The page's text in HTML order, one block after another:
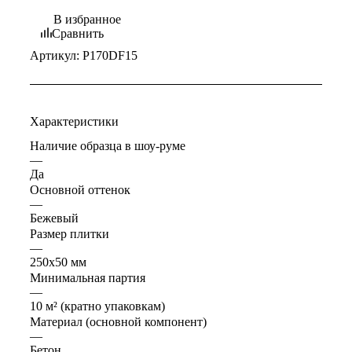
В избранное
Сравнить
Артикул: P170DF15
Характеристики
Наличие образца в шоу-руме
—
Да
Основной оттенок
—
Бежевый
Размер плитки
—
250х50 мм
Минимальная партия
—
10 м² (кратно упаковкам)
Материал (основной компонент)
—